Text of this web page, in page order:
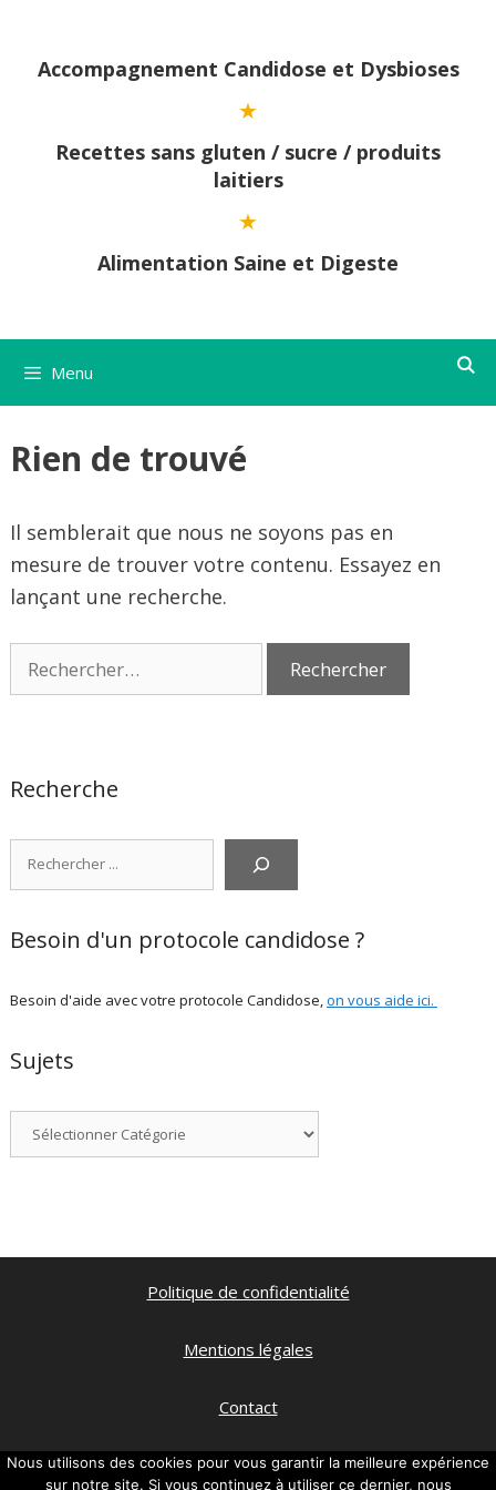
contenuAccompagnement Candidose et Dysbioses
Recettes sans gluten / sucre / produits
laitiers
Alimentation Saine et Digeste
Menu
Rien de trouvé
Il semblerait que nous ne soyons pas en
mesure de trouver votre contenu. Essayez en
lançant une recherche.
Recherche
Besoin d'un protocole candidose ?
Besoin d'aide avec votre protocole Candidose, on vous aide ici.
Sujets
Politique de confidentialité
Mentions légales
Contact
Qui suis je ?
Nous utilisons des cookies pour vous garantir la meilleure expérience
sur notre site. Si vous continuez à utiliser ce dernier, nous